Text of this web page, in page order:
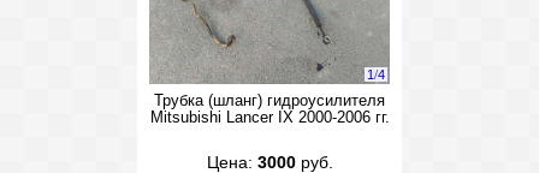
1/4
Трубка (шланг) гидроусилителя
Mitsubishi Lancer IX 2000-2006 гг.
Цена: 3000руб.